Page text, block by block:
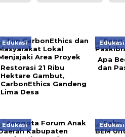
Edukasi
Restorasi 21 Ribu
Hektare Gambut,
CarbonEthics Gandeng
Lima Desa
Edukasi
Apa
dan
Edukasi Edukasi